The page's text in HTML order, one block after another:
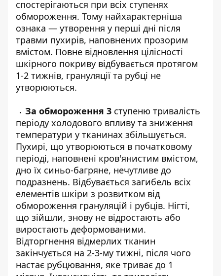
спостерігаються при всіх ступенях
обмороження. Тому найхарактерніша
ознака — утворення у перші дні після
травми пухирів, наповнених прозорим
вмістом. Повне відновлення цілісності
шкірного покриву відбувається протягом
1-2 тижнів, грануляції та рубці не
утворюються.
За обмороження 3 ступеню тривалість
періоду холодового впливу та зниження
температури у тканинах збільшується.
Пухирі, що утворюються в початковому
періоді, наповнені кров'янистим вмістом,
дно їх синьо-багряне, нечутливе до
подразнень. Відбувається загибель всіх
елементів шкіри з розвитком від
обмороження грануляцій і рубців. Нігті,
що зійшли, знову не відростають або
виростають деформованими.
Відторгнення відмерлих тканин
закінчується на 2-3-му тижні, після чого
настає рубцювання, яке триває до 1